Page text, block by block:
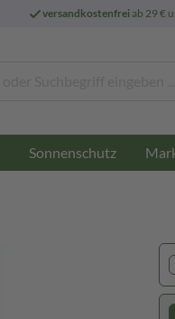
versandkostenfreiab 29 €
Sonnenschutz